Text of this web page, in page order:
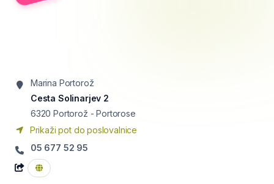
Marina Portorož
Cesta Solinarjev 2
6320 Portorož - Portorose
Prikaži pot do poslovalnice
05 677 52 95